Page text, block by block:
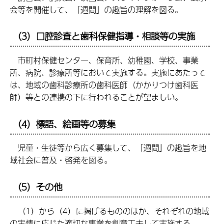
会等を開催して、「週間」の趣旨の理解を図る。
（3）口腔診査と歯科保健指導・相談等の実施
市町村保健センター、保育所、幼稚園、学校、事業
所、病院、診療所等において実施する。実施にあたって
は、地域の歯科診療所の歯科医師（かかりつけ歯科医
師）等との連携の下に行われることが望ましい。
（4）標語、絵画等の募集
児童・生徒等から広く募集して、「週間」の趣旨を地
域社会に普及・啓発を図る。
（5）その他
（1）から（4）に掲げるもののほか、それぞれの地域